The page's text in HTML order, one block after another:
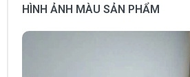
HÌNH ẢNH MÀU SẢN PHẨM